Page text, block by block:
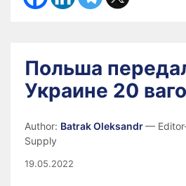
Польша
Украине 20
Author: Batrak Oleksandr—
Supply
19.05.2022